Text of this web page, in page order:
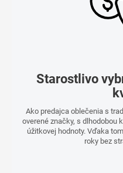
Starostlivo
Ako predajca oblečenia s
overené značky, s dlhodobou
úžitkovej hodnoty. Vďaka
roky bez